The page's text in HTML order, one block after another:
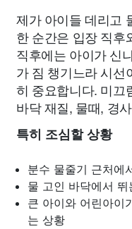
제가 아이들 데리고
한 순간은 입장 직후
직후에는 아이가 신
가 짐 챙기느라 시선
히 중요합니다. 미끄
바닥 재질, 물때, 경
특히 조심할 상황
분수 물줄기 근처에
물 고인 바닥에서 뛰
큰 아이와 어린아이
는 상황